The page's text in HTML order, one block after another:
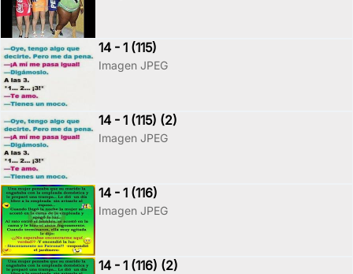
14 - 1 (115)
Imagen JPEG
14 - 1 (115) (2)
Imagen JPEG
14 - 1 (116)
Imagen JPEG
14 - 1 (116) (2)